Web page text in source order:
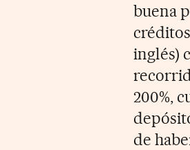
buena
inglés)
200%,
de